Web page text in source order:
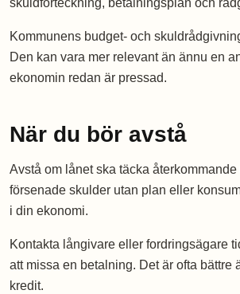
skuldförteckning, betalningsplan och
Kommunens budget- och
Den kan vara mer relevant än ännu en
ekonomin redan är pressad.
När du bör avstå
Avstå om lånet ska täcka
försenade skulder utan plan eller
i din ekonomi.
Kontakta långivare eller fordringsägare
att missa en betalning. Det är ofta bättre
kredit.